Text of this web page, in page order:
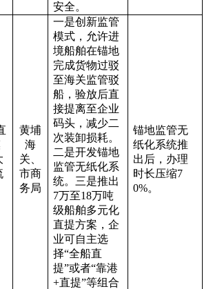
安全。
黄埔
海
关、
市商
务局
一是创新监管
模式，允许进
境船舶在锚地
完成货物过驳
至海关监管驳
船，验放后直
接提离至企业
码头，减少二
次装卸损耗。
二是开发锚地
监管无纸化系
统。三是推出
7万至18万吨
级船舶多元化
直提方案，企
业可自主选
择“全船直
提”或者“靠港
+直提”等组合
锚地监管无
纸化系统推
出后，办理
时长压缩7
0%。